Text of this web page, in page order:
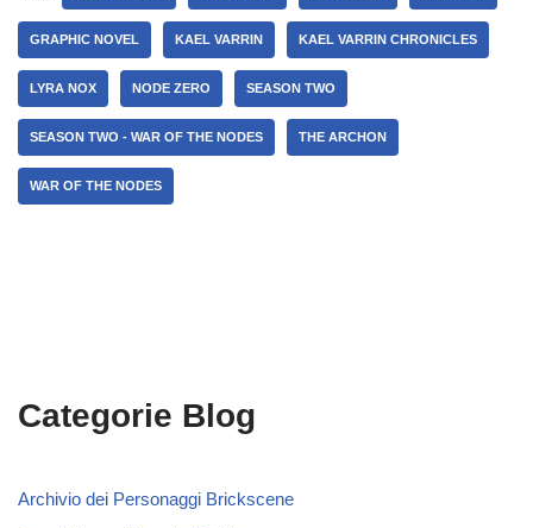
GRAPHIC NOVEL KAEL VARRIN KAEL VARRIN CHRONICLES
LYRA NOX NODE ZERO SEASON TWO
SEASON TWO - WAR OF THE NODES THE ARCHON
WAR OF THE NODES
Categorie Blog
Archivio dei Personaggi Brickscene